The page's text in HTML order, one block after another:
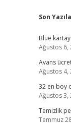
Son
Blue
Ağustos 6,
Avans
Ağustos 4,
32 en boy
Ağustos 3,
Temizlik
Temmuz